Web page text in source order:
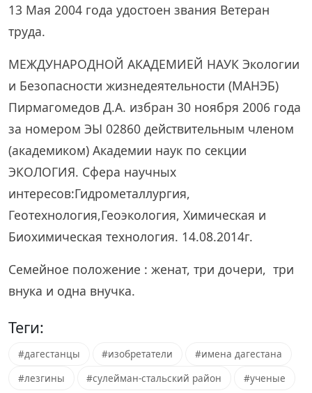
13 Мая 2004 года удостоен звания Ветеран
труда.
МЕЖДУНАРОДНОЙ АКАДЕМИЕЙ НАУК Экологии
и Безопасности жизнедеятельности (МАНЭБ)
Пирмагомедов Д.А. избран 30 ноября 2006 года
за номером ЭЫ 02860 действительным членом
(академиком) Академии наук по секции
ЭКОЛОГИЯ. Сфера научных
интересов:Гидрометаллургия,
Геотехнология,Геоэкология, Химическая и
Биохимическая технология. 14.08.2014г.
Семейное положение : женат, три дочери, три
внука и одна внучка.
Теги:
#дагестанцы #изобретатели
#имена дагестана
#лезгины
#сулейман-стальский район #ученые